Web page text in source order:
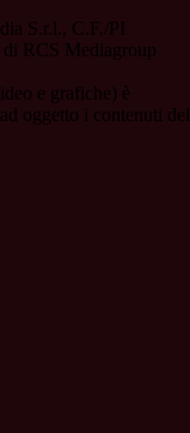
S.r.l., C.F./PI
RCS Mediagroup
e grafiche) è
oggetto i contenuti del